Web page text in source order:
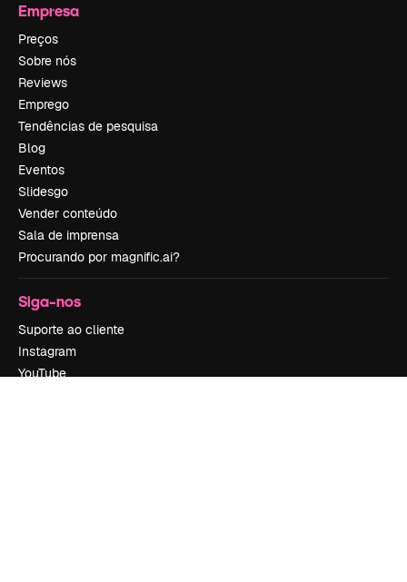
Empresa
Preços
Sobre nós
Reviews
Emprego
Tendências de pesquisa
Blog
Eventos
Slidesgo
Vender conteúdo
Sala de imprensa
Procurando por magnific.ai?
Siga-nos
Suporte ao cliente
Instagram
YouTube